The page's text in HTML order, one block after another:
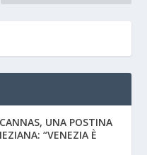
UNA POSTINA
“VENEZIA È